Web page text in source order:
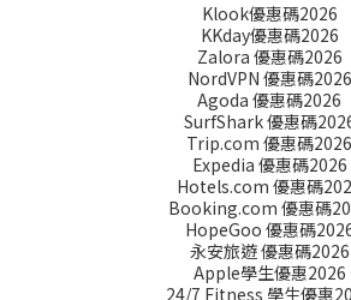
Klook優惠碼2026
KKday優惠碼2026
Zalora 優惠碼2026
NordVPN 優惠碼2026
Agoda 優惠碼2026
SurfShark 優惠碼
Trip.com 優惠碼2026
Expedia 優惠碼2026
Hotels.com 優惠碼
Booking.com 優惠碼
HopeGoo 優惠碼
永安旅遊 優惠碼2026
Apple學生優惠2026
24/7 Fitness 學生優惠